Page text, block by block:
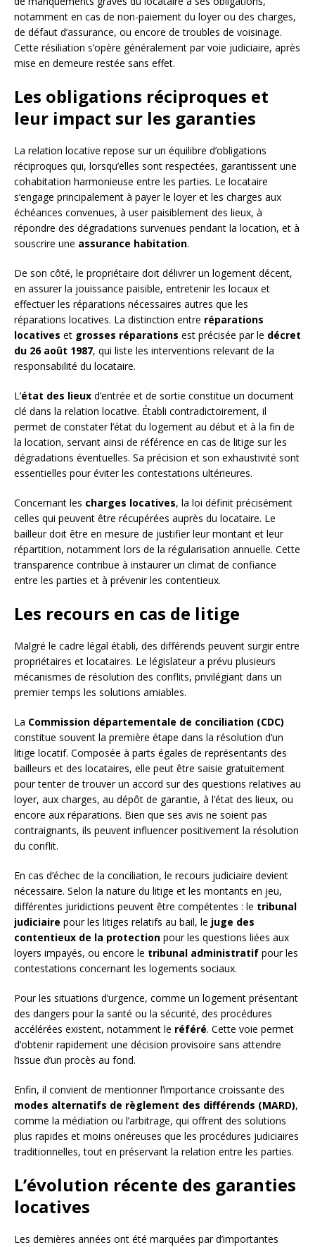
notamment en cas de non-paiement du loyer ou des charges,
de défaut d’assurance, ou encore de troubles de voisinage.
Cette résiliation s’opère généralement par voie judiciaire, après
mise en demeure restée sans effet.
Les obligations réciproques et
leur impact sur les garanties
La relation locative repose sur un équilibre d’obligations
réciproques qui, lorsqu’elles sont respectées, garantissent une
cohabitation harmonieuse entre les parties. Le locataire
s’engage principalement à payer le loyer et les charges aux
échéances convenues, à user paisiblement des lieux, à
répondre des dégradations survenues pendant la location, et à
souscrire une assurance habitation.
De son côté, le propriétaire doit délivrer un logement décent,
en assurer la jouissance paisible, entretenir les locaux et
effectuer les réparations nécessaires autres que les
réparations locatives. La distinction entre réparations
locatives et grosses réparations est précisée par le décret
du 26 août 1987, qui liste les interventions relevant de la
responsabilité du locataire.
L’état des lieux d’entrée et de sortie constitue un document
clé dans la relation locative. Établi contradictoirement, il
permet de constater l’état du logement au début et à la fin de
la location, servant ainsi de référence en cas de litige sur les
dégradations éventuelles. Sa précision et son exhaustivité sont
essentielles pour éviter les contestations ultérieures.
Concernant les charges locatives, la loi définit précisément
celles qui peuvent être récupérées auprès du locataire. Le
bailleur doit être en mesure de justifier leur montant et leur
répartition, notamment lors de la régularisation annuelle. Cette
transparence contribue à instaurer un climat de confiance
entre les parties et à prévenir les contentieux.
Les recours en cas de litige
Malgré le cadre légal établi, des différends peuvent surgir entre
propriétaires et locataires. Le législateur a prévu plusieurs
mécanismes de résolution des conflits, privilégiant dans un
premier temps les solutions amiables.
La Commission départementale de conciliation (CDC)
constitue souvent la première étape dans la résolution d’un
litige locatif. Composée à parts égales de représentants des
bailleurs et des locataires, elle peut être saisie gratuitement
pour tenter de trouver un accord sur des questions relatives au
loyer, aux charges, au dépôt de garantie, à l’état des lieux, ou
encore aux réparations. Bien que ses avis ne soient pas
contraignants, ils peuvent influencer positivement la résolution
du conflit.
En cas d’échec de la conciliation, le recours judiciaire devient
nécessaire. Selon la nature du litige et les montants en jeu,
différentes juridictions peuvent être compétentes : le tribunal
judiciaire pour les litiges relatifs au bail, le juge des
contentieux de la protection pour les questions liées aux
loyers impayés, ou encore le tribunal administratif pour les
contestations concernant les logements sociaux.
Pour les situations d’urgence, comme un logement présentant
des dangers pour la santé ou la sécurité, des procédures
accélérées existent, notamment le référé. Cette voie permet
d’obtenir rapidement une décision provisoire sans attendre
l’issue d’un procès au fond.
Enfin, il convient de mentionner l’importance croissante des
modes alternatifs de règlement des différends (MARD),
comme la médiation ou l’arbitrage, qui offrent des solutions
plus rapides et moins onéreuses que les procédures judiciaires
traditionnelles, tout en préservant la relation entre les parties.
L’évolution récente des garanties
locatives
Les dernières années ont été marquées par d’importantes